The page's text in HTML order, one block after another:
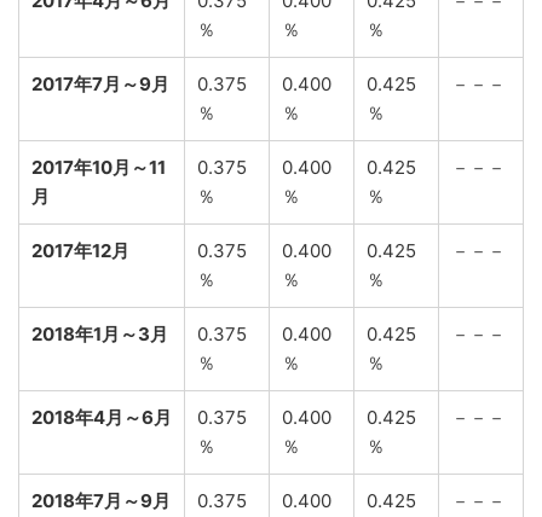
％
％
％
2017年7月～9月
0.375
％
0.400
％
0.425
％
－－－
2017年10月～11
月
0.375
％
0.400
％
0.425
％
－－－
2017年12月
0.375
％
0.400
％
0.425
％
－－－
2018年1月～3月
0.375
％
0.400
％
0.425
％
－－－
2018年4月～6月
0.375
％
0.400
％
0.425
％
－－－
2018年7月～9月
0.375
0.400
0.425
－－－